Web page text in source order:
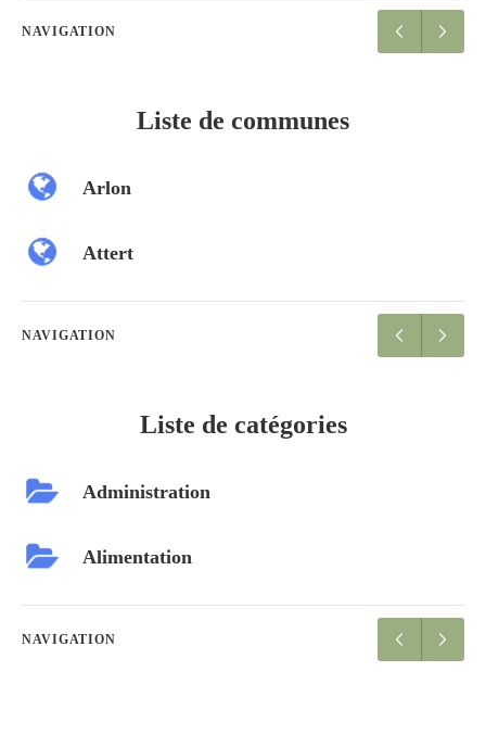
NAVIGATION
Liste de communes
Arlon
Attert
NAVIGATION
Liste de catégories
Administration
Alimentation
NAVIGATION